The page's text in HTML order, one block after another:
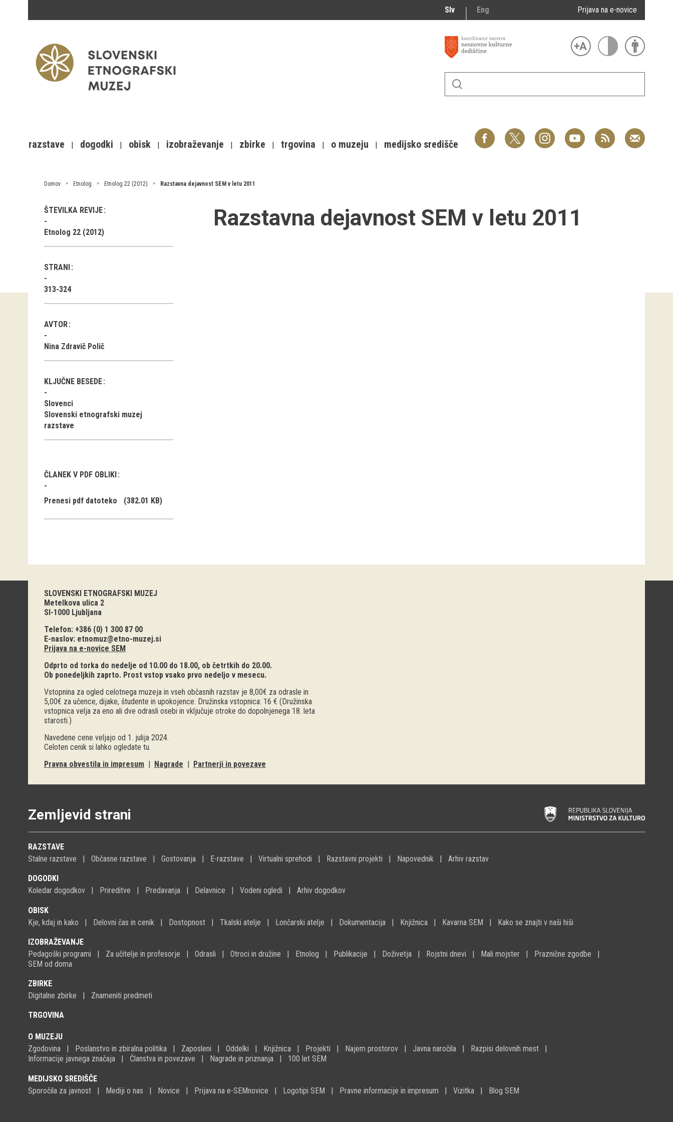
Slv Eng Prijava na e-novice
razstave dogodki obisk izobraževanje zbirke trgovina o muzeju medijsko središče
Domov Etnolog Etnolog 22 (2012) Razstavna dejavnost SEM v letu 2011
ŠTEVILKA REVIJE
Etnolog 22 (2012)
STRANI
313-324
AVTOR
Nina Zdravič Polič
KLJUČNE BESEDE
Slovenci
Slovenski etnografski muzej
razstave
ČLANEK V PDF OBLIKI
Prenesi pdf datoteko (382.01 KB)
Razstavna dejavnost SEM v letu 2011
SLOVENSKI ETNOGRAFSKI MUZEJ
Metelkova ulica 2
SI-1000 Ljubljana
Telefon: +386 (0) 1 300 87 00
E-naslov: etnomuz@etno-muzej.si
Prijava na e-novice SEM
Odprto od torka do nedelje od 10.00 do 18.00, ob četrtkih do 20.00.
Ob ponedeljkih zaprto. Prost vstop vsako prvo nedeljo v mesecu.
Vstopnina za ogled celotnega muzeja in vseh občasnih razstav je 8,00€ za odrasle in
5,00€ za učence, dijake, študente in upokojence. Družinska vstopnica: 16 € (Družinska
vstopnica velja za eno ali dve odrasli osebi in vključuje otroke do dopolnjenega 18. leta
starosti.)
Navedene cene veljajo od 1. julija 2024.
Celoten cenik si lahko ogledate tu.
Pravna obvestila in impresum | Nagrade | Partnerji in povezave
Zemljevid strani
RAZSTAVE
Stalne razstave
Občasne razstave Gostovanja E-razstave Virtualni sprehodi Razstavni projekti Napovednik Arhiv razstav
DOGODKI
Koledar dogodkov
Prireditve Predavanja Delavnice Vodeni ogledi Arhiv dogodkov
OBISK
Kje, kdaj in kako
Delovni čas in cenik Dostopnost Tkalski atelje Lončarski atelje Dokumentacija Knjižnica Kavarna SEM Kako se znajti v naši hiši
IZOBRAŽEVANJE
Pedagoški programi
Za učitelje in profesorje Odrasli Otroci in družine Etnolog Publikacije Doživetja Rojstni dnevi Mali mojster
Praznične zgodbe
SEM od doma
ZBIRKE
Digitalne zbirke
Znameniti predmeti
TRGOVINA
O MUZEJU
Zgodovina
Poslanstvo in zbiralna politika Zaposleni Oddelki Knjižnica Projekti Najem prostorov Javna naročila
Razpisi delovnih mest
Informacije javnega značaja
Članstva in povezave Nagrade in priznanja 100 let SEM
MEDIJSKO SREDIŠČE
Sporočila za javnost
Mediji o nas Novice Prijava na e-SEMnovice Logotipi SEM Pravne informacije in impresum Vizitka Blog SEM